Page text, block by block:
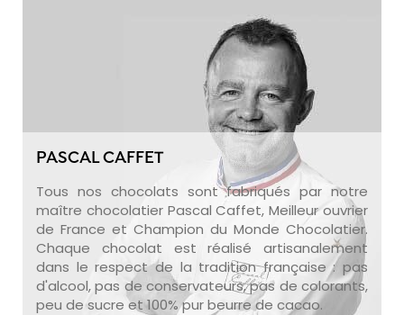
PASCAL CAFFET
Tous nos chocolats sont fabriqués par notre
maître chocolatier Pascal Caffet, Meilleur ouvrier
de France et Champion du Monde Chocolatier.
Chaque chocolat est réalisé artisanalement
dans le respect de la tradition française : pas
d'alcool, pas de conservateurs, pas de colorants,
peu de sucre et 100% pur beurre de cacao.